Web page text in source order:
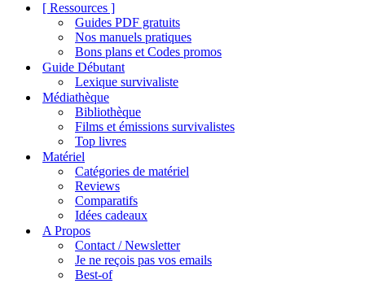
[ Ressources ]
Guides PDF gratuits
Nos manuels pratiques
Bons plans et Codes promos
Guide Débutant
Lexique survivaliste
Médiathèque
Bibliothèque
Films et émissions survivalistes
Top livres
Matériel
Catégories de matériel
Reviews
Comparatifs
Idées cadeaux
A Propos
Contact / Newsletter
Je ne reçois pas vos emails
Best-of